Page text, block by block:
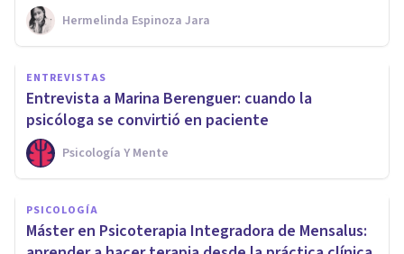
Hermelinda Espinoza Jara
ENTREVISTAS
Entrevista a Marina Berenguer: cuando la
psicóloga se convirtió en paciente
Psicología Y Mente
PSICOLOGÍA
Máster en Psicoterapia Integradora de Mensalus: